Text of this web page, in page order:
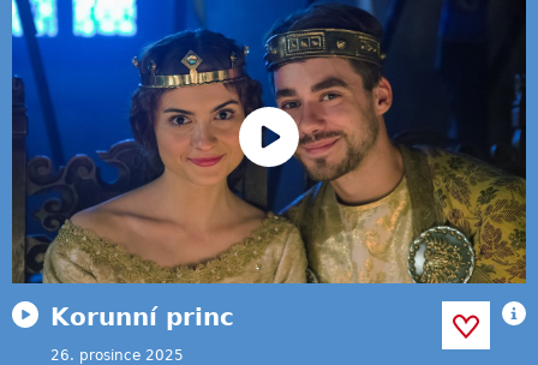
Korunní princ
26. prosince 2025